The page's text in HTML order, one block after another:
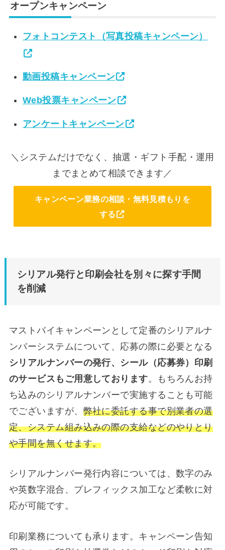
オープンキャンペーン
フォトコンテスト（写真投稿キャンペーン）
動画投稿キャンペーン
Web投票キャンペーン
アンケートキャンペーン
＼システムだけでなく、抽選・ギフト手配・運用
までまとめて相談できます／
キャンペーン業務の相談・無料見積もりを
する
シリアル発行と印刷会社を別々に探す手間
を削減
マストバイキャンペーンとして定番のシリアルナ
ンバーシステムについて、応募の際に必要となる
シリアルナンバーの発行、シール（応募券）印刷
のサービスもご用意しております。もちろんお持
ち込みのシリアルナンバーで実施することも可能
でございますが、 弊社に委託する事で別業者の選
定、システム組み込みの際の支給などのやりとり
や手間を無くせます。
シリアルナンバー発行内容については、数字のみ
や英数字混合、プレフィックス加工など柔軟に対
応が可能です。
印刷業務についても承ります。キャンペーン告知